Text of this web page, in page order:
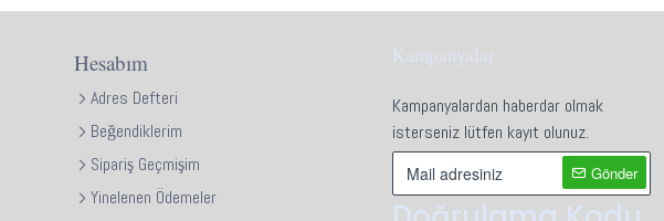
Hesabım
Adres Defteri
Beğendiklerim
Sipariş Geçmişim
Yinelenen Ödemeler
Kampanyalar
Kampanyalardan haberdar olmak
isterseniz lütfen kayıt olunuz.
Gönder